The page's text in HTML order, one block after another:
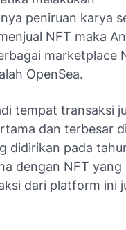
peniruan karya
NFT maka
marketplace
OpenSea.
tempat transaksi
dan terbesar
didirikan pada
dengan NFT yang
dari platform ini